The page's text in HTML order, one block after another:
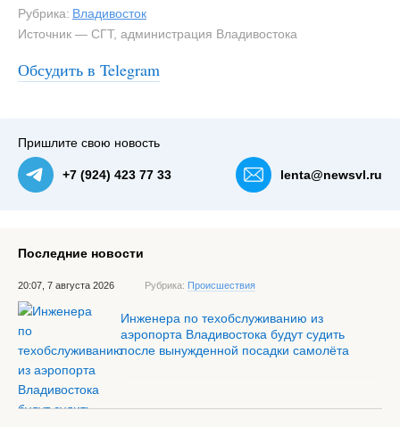
Рубрика: Владивосток
Источник — СГТ, администрация Владивостока
Обсудить в Telegram
#3
Пришлите свою новость
+7 (924) 423 77 33 lenta@newsvl.ru
Последние новости
20:07, 7 августа 2026 Рубрика: Происшествия
Инженера по техобслуживанию из
аэропорта Владивостока будут судить
после вынужденной посадки самолёта